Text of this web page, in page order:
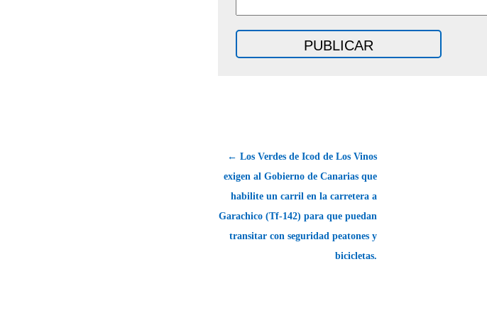
← Los Verdes de Icod de Los Vinos
exigen al Gobierno de Canarias que
habilite un carril en la carretera a
Garachico (Tf-142) para que puedan
transitar con seguridad peatones y
bicicletas.